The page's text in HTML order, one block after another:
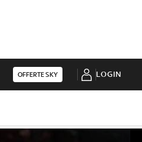
OFFERTE SKY LOGIN